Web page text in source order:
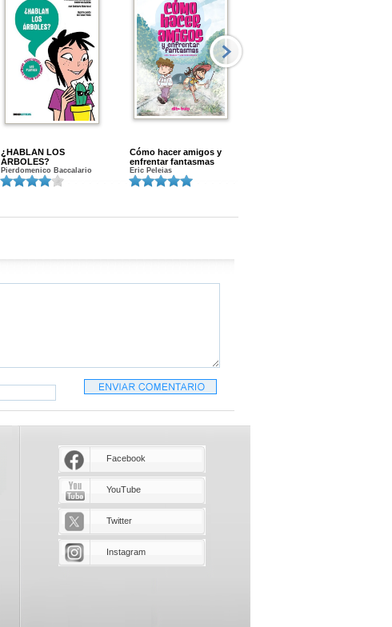
¿HABLAN LOS
ÁRBOLES?
Pierdomenico Baccalario
Cómo hacer amigos y
enfrentar fantasmas
Eric Peleias
Facebook
YouTube
Twitter
Instagram